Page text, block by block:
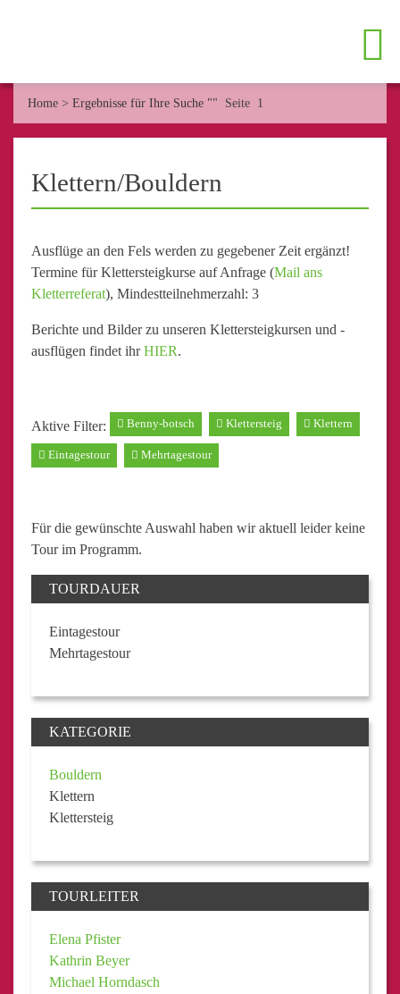
Home > Ergebnisse für Ihre Suche "" Seite 1
Klettern/Bouldern
Ausflüge an den Fels werden zu gegebener Zeit ergänzt!
Termine für Klettersteigkurse auf Anfrage (Mail ans
Kletterreferat), Mindestteilnehmerzahl: 3
Berichte und Bilder zu unseren Klettersteigkursen und -
ausflügen findet ihrHIER.
Aktive Filter: Benny-botsch Klettersteig Klettern
Eintagestour Mehrtagestour
Für die gewünschte Auswahl haben wir aktuell leider keine
Tour im Programm.
TOURDAUER
Eintagestour
Mehrtagestour
KATEGORIE
Bouldern
Klettern
Klettersteig
TOURLEITER
Elena Pfister
Kathrin Beyer
Michael Horndasch